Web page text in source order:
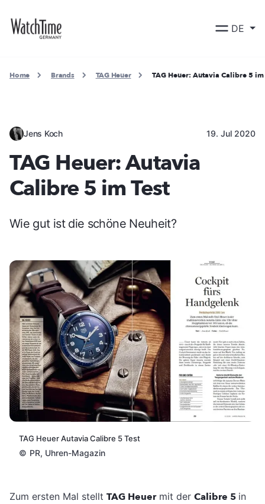
DE
Home Brands TAG Heuer TAG Heuer: Autavia Calibre 5 im
Jens Koch 19. Jul 2020
TAG Heuer: Autavia
Calibre 5 im Test
Wie gut ist die schöne Neuheit?
TAG Heuer Autavia Calibre 5 Test
© PR, Uhren-Magazin
Zum ersten Mal stellt TAG Heuermit der Calibre 5 in